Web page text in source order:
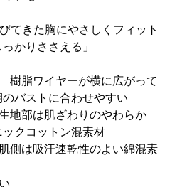
てきた胸にやさしくフィット
かりささえる」
脂ワイヤーが横に広がって
バストに合わせやすい
地部は肌ざわりのやわらか
クコットン混素材
側は吸汗速乾性のよい綿混素